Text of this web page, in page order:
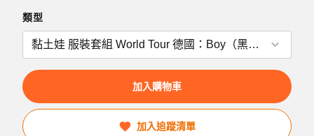
類型
加入購物車
加入追蹤清單